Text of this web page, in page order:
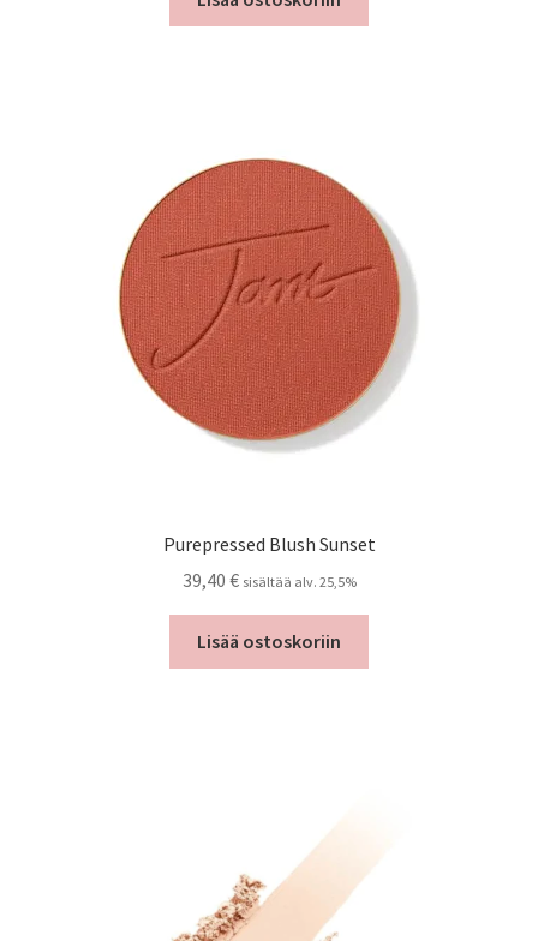
Purepressed Blush Sunset
39,40 € sisältää alv. 25,5%
Lisää ostoskoriin